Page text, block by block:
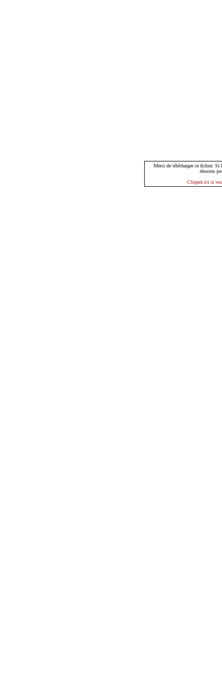
Merci de télécharger ce fichier. Si
dessous
Cliquez ici si